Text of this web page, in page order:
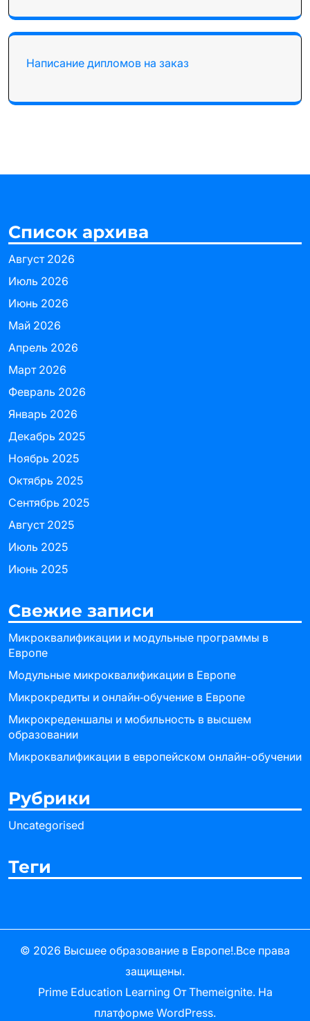
Написание дипломов на заказ
Список архива
Август 2026
Июль 2026
Июнь 2026
Май 2026
Апрель 2026
Март 2026
Февраль 2026
Январь 2026
Декабрь 2025
Ноябрь 2025
Октябрь 2025
Сентябрь 2025
Август 2025
Июль 2025
Июнь 2025
Свежие записи
Микроквалификации и модульные программы в
Европе
Модульные микроквалификации в Европе
Микрокредиты и онлайн‑обучение в Европе
Микрокреденшалы и мобильность в высшем
образовании
Микроквалификации в европейском онлайн-обучении
Рубрики
Uncategorised
Теги
© 2026 Высшее образование в Европе!.Все права
защищены.
Prime Education Learning ОтThemeignite. На
платформе WordPress.